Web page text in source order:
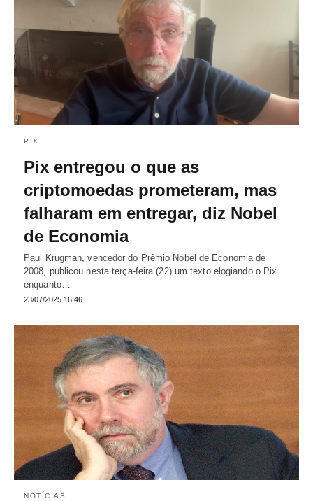
PIX
Pix entregou o que as
criptomoedas prometeram, mas
falharam em entregar, diz Nobel
de Economia
Paul Krugman, vencedor do Prêmio Nobel de Economia de
2008, publicou nesta terça-feira (22) um texto elogiando o Pix
enquanto…
23/07/2025 16:46
NOTÍCIAS